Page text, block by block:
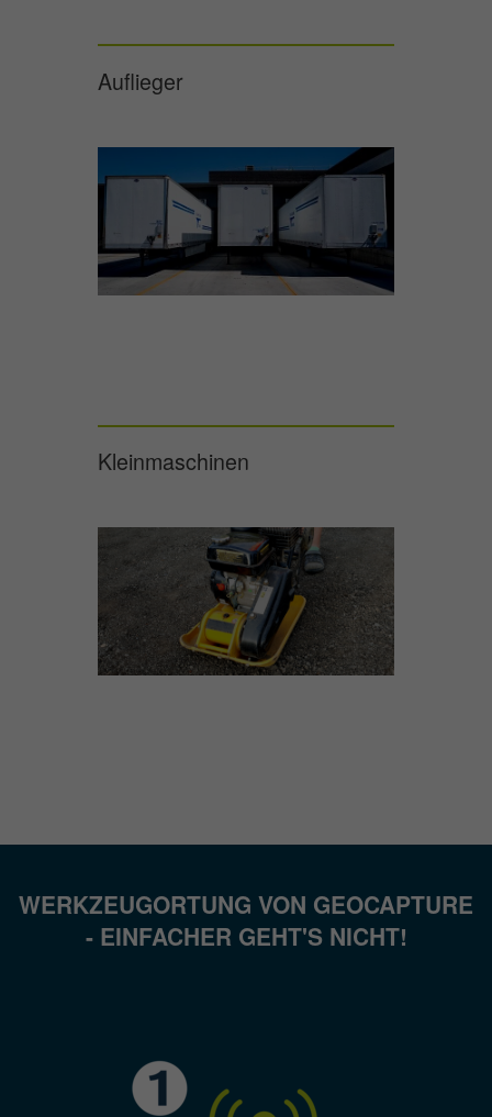
Auflieger
Kleinmaschinen
WERKZEUGORTUNG VON GEOCAPTURE
- EINFACHER GEHT'S NICHT!